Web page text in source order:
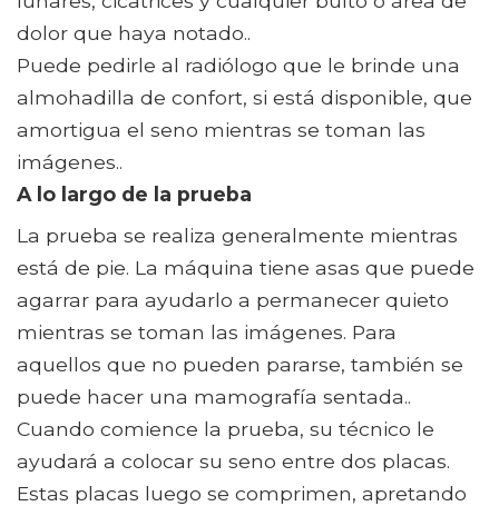
dolor que haya notado..
Puede pedirle al radiólogo que le brinde una
almohadilla de confort, si está disponible, que
amortigua el seno mientras se toman las
imágenes..
A lo largo de la prueba
La prueba se realiza generalmente mientras
está de pie. La máquina tiene asas que puede
agarrar para ayudarlo a permanecer quieto
mientras se toman las imágenes. Para
aquellos que no pueden pararse, también se
puede hacer una mamografía sentada..
Cuando comience la prueba, su técnico le
ayudará a colocar su seno entre dos placas.
Estas placas luego se comprimen, apretando